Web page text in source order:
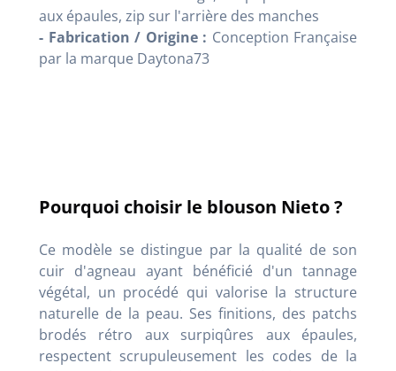
aux épaules, zip sur l'arrière des manches
- Fabrication / Origine : Conception Française
par la marque Daytona73
Pourquoi choisir le blouson Nieto ?
Ce modèle se distingue par la qualité de son
cuir d'agneau ayant bénéficié d'un tannage
végétal, un procédé qui valorise la structure
naturelle de la peau. Ses finitions, des patchs
brodés rétro aux surpiqûres aux épaules,
respectent scrupuleusement les codes de la